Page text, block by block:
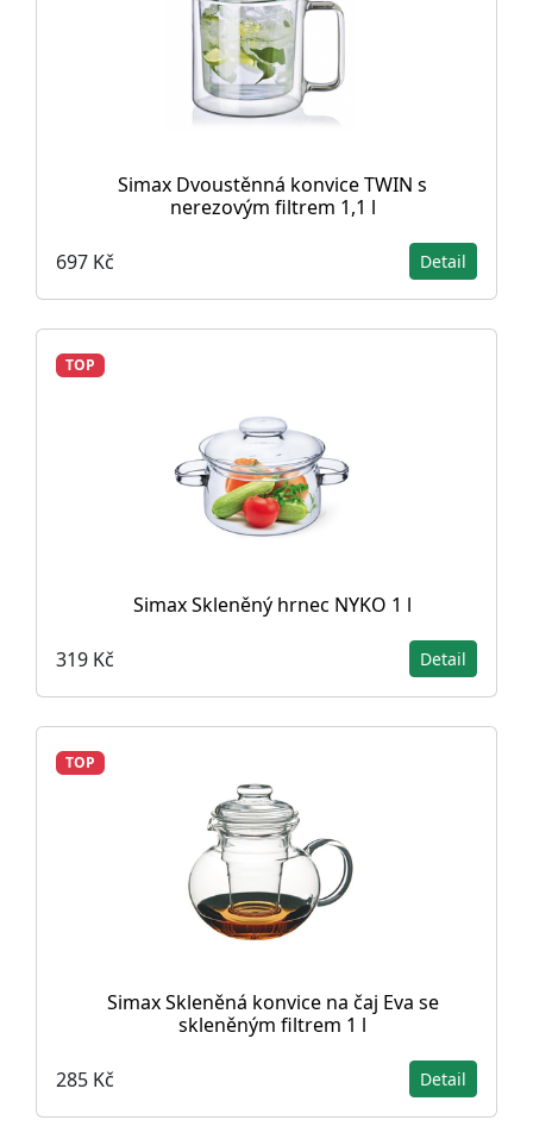
Simax Dvoustěnná konvice TWIN s
nerezovým filtrem 1,1 l
697 Kč Detail
TOP
Simax Skleněný hrnec NYKO 1 l
319 Kč Detail
TOP
Simax Skleněná konvice na čaj Eva se
skleněným filtrem 1 l
285 Kč Detail